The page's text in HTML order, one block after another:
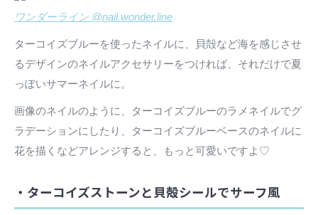
ワンダーライン @nail.wonder.line
ターコイズブルーを使ったネイルに、貝殻など海を感じさせ
るデザインのネイルアクセサリーをつければ、それだけで夏
っぽいサマーネイルに。
画像のネイルのように、ターコイズブルーのラメネイルでグ
ラデーションにしたり、ターコイズブルーベースのネイルに
花を描くなどアレンジすると、もっと可愛いですよ♡
・ターコイズストーンと貝殻シールでサーフ風